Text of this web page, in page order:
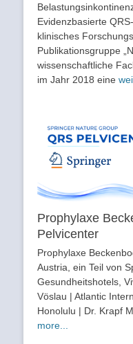
Evidenzbasierte
klinisches
Publikationsgruppe
wissenschaftliche
im Jahr 2018 eine
Prophylaxe
Pelvicenter
Prophylaxe
Austria, ein Teil von
Gesundheitshotels,
Vöslau | Atlantic
Honolulu | Dr. Krapf
more...